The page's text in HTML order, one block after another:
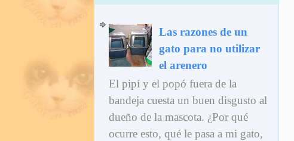
Las razones de un
gato para no utilizar
el arenero
El pipí y el popó fuera de la
bandeja cuesta un buen disgusto al
dueño de la mascota. ¿Por qué
ocurre esto, qué le pasa a mi gato,